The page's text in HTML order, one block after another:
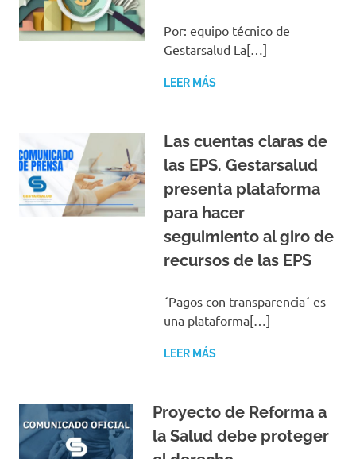
Por: equipo técnico de
Gestarsalud La[…]
LEER MÁS
Las cuentas claras de
las EPS. Gestarsalud
presenta plataforma
para hacer
seguimiento al giro de
recursos de las EPS
´Pagos con transparencia´ es
una plataforma[…]
LEER MÁS
Proyecto de Reforma a
la Salud debe proteger